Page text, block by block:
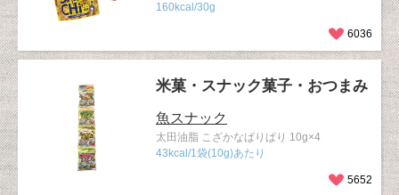
160kcal/30g
6036
米菓・スナック菓子・おつまみ
魚スナック
太田油脂 こざかなぱりぱり 10g×4
43kcal/1袋(10g)あたり
5652